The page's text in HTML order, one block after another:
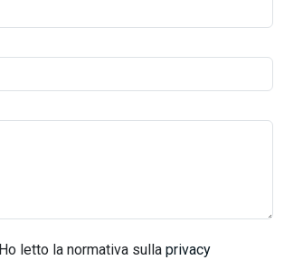
Ho letto la normativa sulla privacy